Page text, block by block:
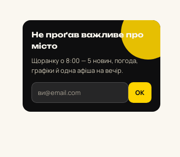
Не проґав важливе про
місто
Щоранку о 8:00 — 5 новин, погода,
графіки й одна афіша на вечір.
OK